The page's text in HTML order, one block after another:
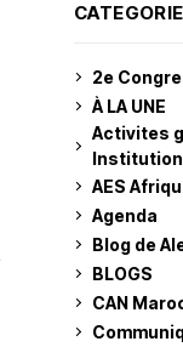
2e
À LA UNE
Activites
AES
Agenda
Blog de
BLOGS
CAN